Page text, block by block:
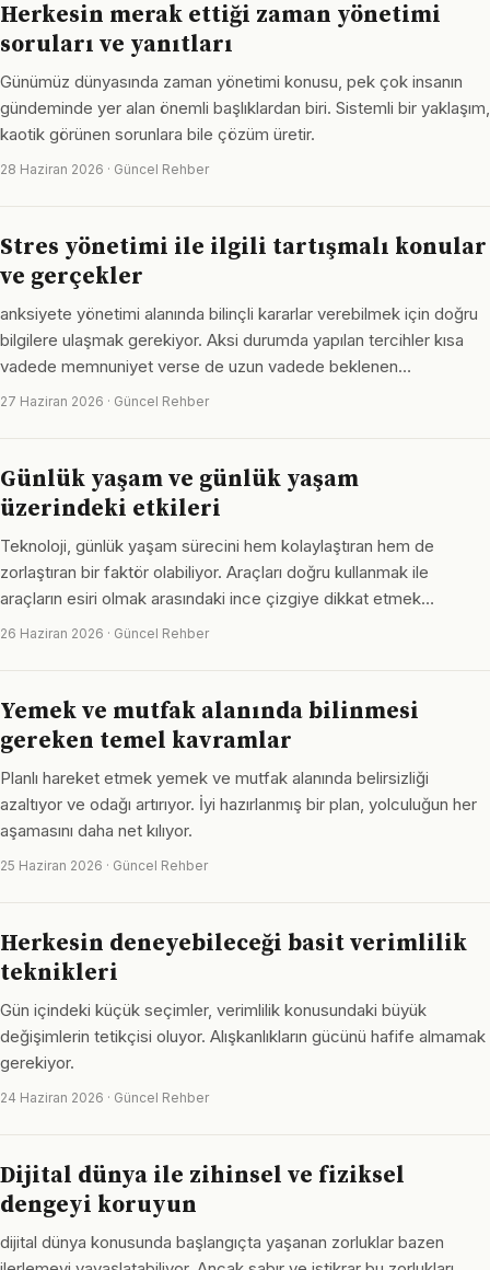
Herkesin merak ettiği zaman yönetimi
soruları ve yanıtları
Günümüz dünyasında zaman yönetimi konusu, pek çok insanın
gündeminde yer alan önemli başlıklardan biri. Sistemli bir yaklaşım,
kaotik görünen sorunlara bile çözüm üretir.
28 Haziran 2026 · Güncel Rehber
Stres yönetimi ile ilgili tartışmalı konular
ve gerçekler
anksiyete yönetimi alanında bilinçli kararlar verebilmek için doğru
bilgilere ulaşmak gerekiyor. Aksi durumda yapılan tercihler kısa
vadede memnuniyet verse de uzun vadede beklenen…
27 Haziran 2026 · Güncel Rehber
Günlük yaşam ve günlük yaşam
üzerindeki etkileri
Teknoloji, günlük yaşam sürecini hem kolaylaştıran hem de
zorlaştıran bir faktör olabiliyor. Araçları doğru kullanmak ile
araçların esiri olmak arasındaki ince çizgiye dikkat etmek…
26 Haziran 2026 · Güncel Rehber
Yemek ve mutfak alanında bilinmesi
gereken temel kavramlar
Planlı hareket etmek yemek ve mutfak alanında belirsizliği
azaltıyor ve odağı artırıyor. İyi hazırlanmış bir plan, yolculuğun her
aşamasını daha net kılıyor.
25 Haziran 2026 · Güncel Rehber
Herkesin deneyebileceği basit verimlilik
teknikleri
Gün içindeki küçük seçimler, verimlilik konusundaki büyük
değişimlerin tetikçisi oluyor. Alışkanlıkların gücünü hafife almamak
gerekiyor.
24 Haziran 2026 · Güncel Rehber
Dijital dünya ile zihinsel ve fiziksel
dengeyi koruyun
dijital dünya konusunda başlangıçta yaşanan zorluklar bazen